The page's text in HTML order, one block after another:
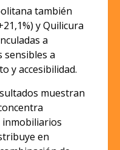
también
y Quilicura
a
sensibles a
y accesibilidad.
muestran
inmobiliarios
en